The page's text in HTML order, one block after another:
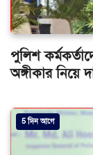
পুলিশ
অঙ্গীকার নিয়ে
5 দিন আগে